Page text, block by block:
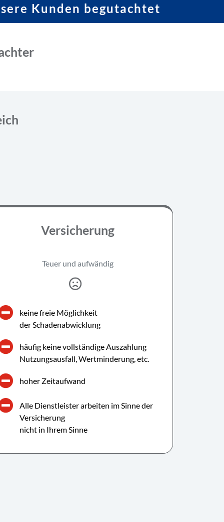
Kunden begutachtet
Versicherung
Teuer und aufwändig
keine freie Möglichkeit
der Schadenabwicklung
häufig keine vollständige Auszahlung
Nutzungsausfall, Wertminderung, etc.
hoher Zeitaufwand
Alle Dienstleister arbeiten im Sinne der
Versicherung
nicht in Ihrem Sinne